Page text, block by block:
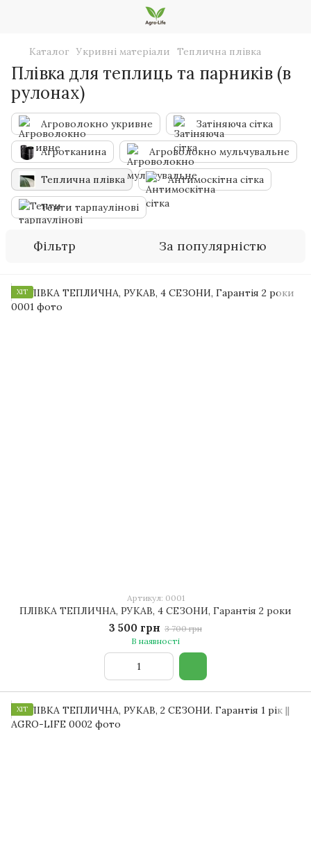
Каталог Укривні матеріали Теплична плівка
Плівка для теплиць та парників (в
рулонах)
Агроволокно укривне Затіняюча сітка
Агротканина Агроволокно мульчувальне
Теплична плівка Антимоскітна сітка
Тенти тарпаулінові
Фільтр За популярністю
ХІТ
Артикул: 0001
ПЛІВКА ТЕПЛИЧНА, РУКАВ, 4 СЕЗОНИ, Гарантія 2 роки
3 500 грн 3 700 грн
В наявності
ХІТ